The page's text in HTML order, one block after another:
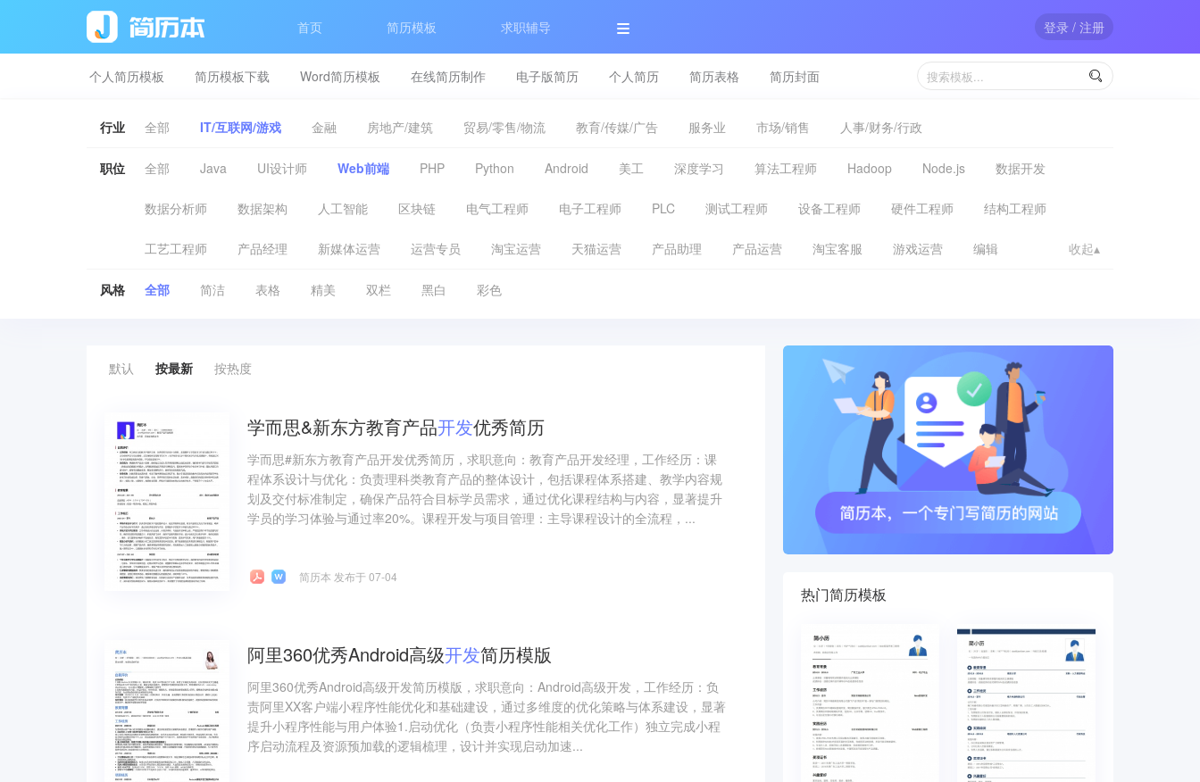
首页 简历模板 求职辅导 登录 / 注册
个人简历模板 简历模板下载 Word简历模板 在线简历制作 电子版简历 个人简历 简历表格 简历封面 
行业 全部 IT/互联网/游戏 金融 房地产/建筑 贸易/零售/物流 教育/传媒/广告 服务业 市场/销售 人事/财务/行政
职位 全部 Java UI设计师 Web前端 PHP Python Android 美工 深度学习 算法工程师 Hadoop Node.js 数据开发
数据分析师 数据架构 人工智能 区块链 电气工程师 电子工程师 PLC 测试工程师 设备工程师 硬件工程师 结构工程师
工艺工程师 产品经理 新媒体运营 运营专员 淘宝运营 天猫运营 产品助理 产品运营 淘宝客服 游戏运营 编辑 收起▴
风格 全部 简洁 表格 精美 双栏 黑白 彩色
默认 按最新 按热度
学而思&新东方教育产品开发优秀简历
学而思#新东方教育产品开发优秀简历，求职意向：教育产品开发经理，工作经历：课
程体系设计与优化：负责理科类教育产品的整体设计，包括课程体系搭建、教学内容规
划及交付标准制定，确保产品符合目标学员需求，通过优化课程结构与内容，显著提升
学员的学习体验与通过率20%。课程开发与项目管理：主导课程设计的全流程，...
简历本 发布于 07-04
阿里360优秀Android高级开发简历模版
阿里360优秀Android高级开发简历模版，求职意向：Android高级开发，工作经历：负
责阿里XX客户端小程序性能优化和基础建设，通过多维度的优化策略与体系建设，显著
提升小程序性能与用户体验1.启动优化（负责小程序性能相关优化工作）独立完成小程
序启动流程及资源预加载的逻辑梳理，设计并实现启动加速...
热门简历模板